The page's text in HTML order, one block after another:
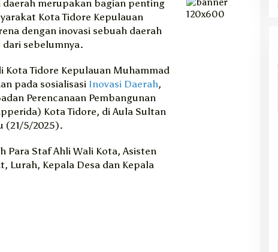
daerah merupakan bagian penting
Kota Tidore Kepulauan
dengan inovasi sebuah daerah
sebelumnya.
Tidore Kepulauan Muhammad
pada sosialisasi Inovasi Daerah,
Perencanaan Pembangunan
Kota Tidore, di Aula Sultan
(21/5/2025).
Staf Ahli Wali Kota, Asisten
Lurah, Kepala Desa dan Kepala